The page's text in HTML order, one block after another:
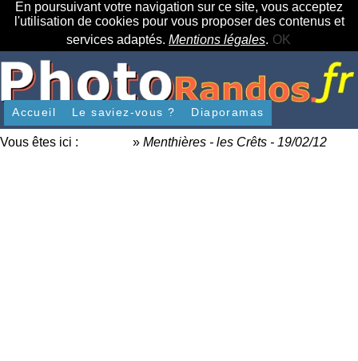
En poursuivant votre navigation sur ce site, vous acceptez
l'utilisation de cookies pour vous proposer des contenus et
services adaptés. Mentions légales. OK
Accueil Le saviez-vous ? Diaporamas
Vous êtes ici : » Menthières - les Crêts - 19/02/12